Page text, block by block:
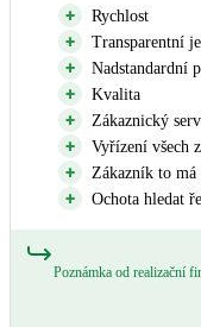
po instalaci, kdy jsem měl
to vyřešit. Podařilo se.
Po instalaci, která je
ČEZu, díky kterému se
ČEZ nově vymyslel, že
čekat na českou
společnosti, i tak se k
Instalace od první schůzky
Rychlost
Transparentní
Nadstandardní
Kvalita
Zákaznický
Vyřízení všech
Zákazník to má
Ochota hledat
Poznámka od realizační